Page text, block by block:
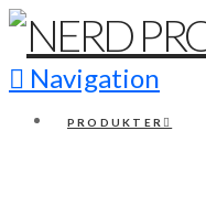
Navigation
PRODUKTER